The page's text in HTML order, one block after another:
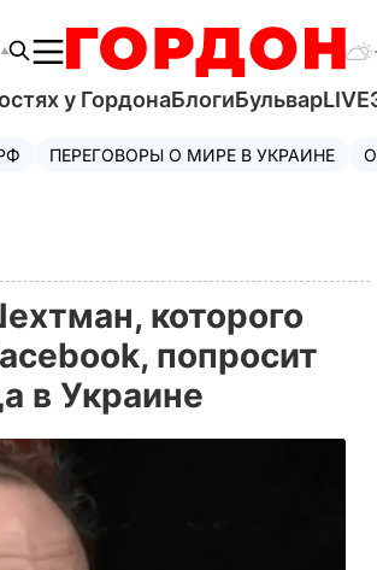
у ГордонаБлогиБульварLIVE
ПЕРЕГОВОРЫ О МИРЕ В УКРАИНЕ
которого
попросит
в Украине